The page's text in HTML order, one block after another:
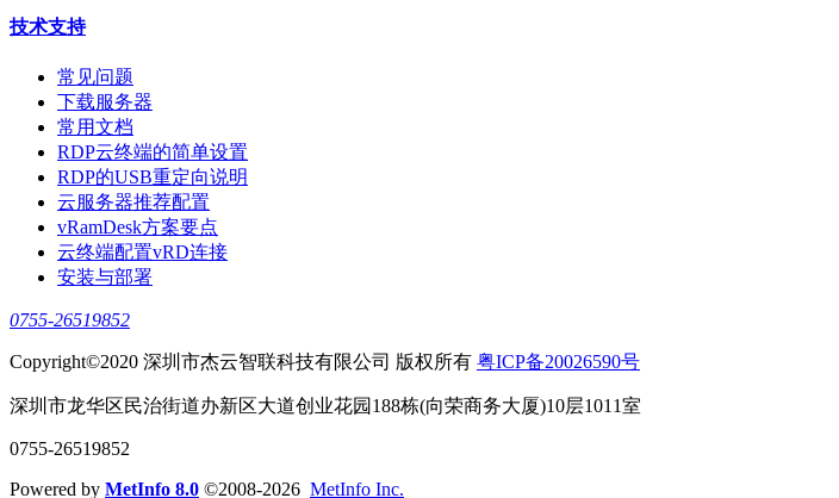
技术支持
常见问题
下载服务器
常用文档
RDP云终端的简单设置
RDP的USB重定向说明
云服务器推荐配置
vRamDesk方案要点
云终端配置vRD连接
安装与部署
0755-26519852
Copyright©2020 深圳市杰云智联科技有限公司 版权所有 粤ICP备20026590号
深圳市龙华区民治街道办新区大道创业花园188栋(向荣商务大厦)10层1011室
0755-26519852
Powered by MetInfo 8.0 ©2008-2026 MetInfo Inc.